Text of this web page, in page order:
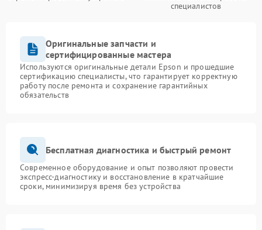
специалистов
Оригинальные запчасти и
сертифицированные мастера
Используются оригинальные детали Epson и прошедшие
сертификацию специалисты, что гарантирует корректную
работу после ремонта и сохранение гарантийных
обязательств
Бесплатная диагностика и быстрый ремонт
Современное оборудование и опыт позволяют провести
экспресс-диагностику и восстановление в кратчайшие
сроки, минимизируя время без устройства